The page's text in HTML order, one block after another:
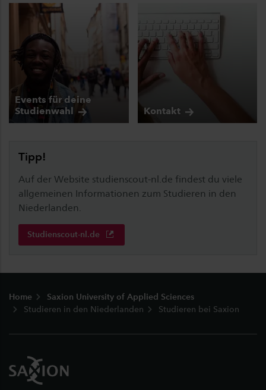
Events für deine
Studienwahl
Kontakt
Tipp!
Auf der Website studienscout-nl.de findest du viele
allgemeinen Informationen zum Studieren in den
Niederlanden.
Studienscout-nl.de
Home
Saxion University of Applied Sciences
Studieren in den Niederlanden
Studieren bei Saxion